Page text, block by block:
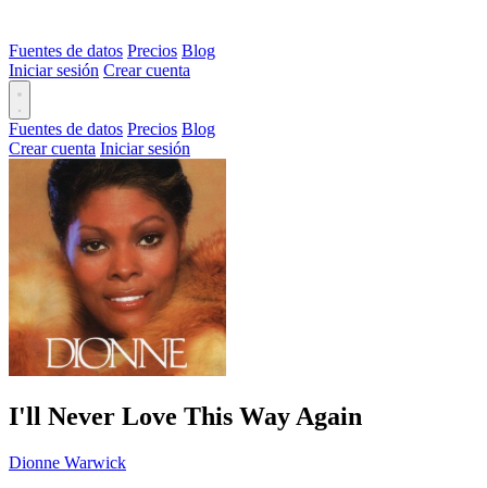
Fuentes de datos Precios Blog
Iniciar sesión Crear cuenta
Fuentes de datos Precios Blog
Crear cuenta Iniciar sesión
I'll Never Love This Way Again
Dionne Warwick